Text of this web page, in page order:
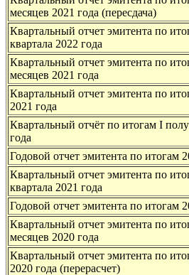
месяцев 2021 года (пересдача)
Квартальный отчет эмитента по
квартала 2022 года
Квартальный отчет эмитента по
месяцев 2021 года
Квартальный отчет эмитента по
2021 года
Квартальный отчёт по итогам I
года
Годовой отчет эмитента по итогам
Квартальный отчет эмитента по
квартала 2021 года
Годовой отчет эмитента по итогам
Квартальный отчет эмитента по
месяцев 2020 года
Квартальный отчет эмитента по
2020 года (перерасчет)